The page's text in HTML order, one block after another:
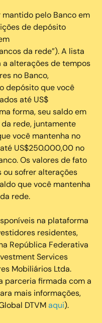
pelo Banco em
de depósito
da rede”). A lista
alterações de tempos
no Banco,
depósito que você
até US$
forma, seu saldo em
rede, juntamente
você mantenha no
US$250.000,00 no
Os valores de fato
ou sofrer alterações
que você mantenha
rede.
na plataforma
residentes,
República Federativa
Services
Mobiliários Ltda.
parceria firmada com a
mais informações,
DTVMaqui).